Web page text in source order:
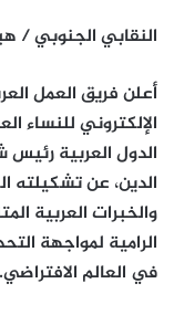
النقابي الجنوبي /
أعلن فريق العمل
الإلكتروني للنساء
الدول العربية رئيس
الدين، عن تشكيلته
والخبرات العربية
الرامية لمواجهة
في العالم الافتراضي.